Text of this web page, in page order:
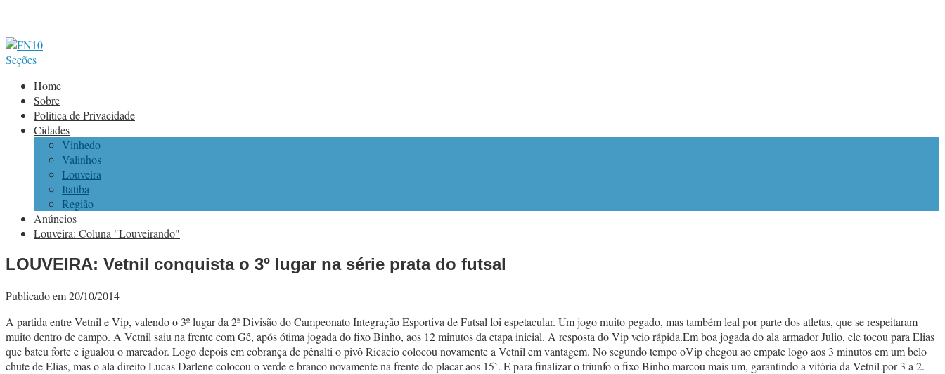
Seções
Home
Sobre
Política de Privacidade
Cidades
Vinhedo
Valinhos
Louveira
Itatiba
Região
Anúncios
Louveira: Coluna "Louveirando"
LOUVEIRA: Vetnil conquista o 3º lugar na série prata do futsal
Publicado em 20/10/2014
A partida entre Vetnil e Vip, valendo o 3º lugar da 2ª Divisão do Campeonato Integração Esportiva de Futsal foi espetacular. Um jogo muito pegado, mas também leal por parte dos atletas, que se respeitaram
muito dentro de campo. A Vetnil saiu na frente com Gê, após ótima jogada do fixo Binho, aos 12 minutos da etapa inicial. A resposta do Vip veio rápida.Em boa jogada do ala armador Julio, ele tocou para Elias
que bateu forte e igualou o marcador. Logo depois em cobrança de pênalti o pivô Ricacio colocou novamente a Vetnil em vantagem. No segundo tempo oVip chegou ao empate logo aos 3 minutos em um belo
chute de Elias, mas o ala direito Lucas Darlene colocou o verde e branco novamente na frente do placar aos 15`. E para finalizar o triunfo o fixo Binho marcou mais um, garantindo a vitória da Vetnil por 3 a 2.